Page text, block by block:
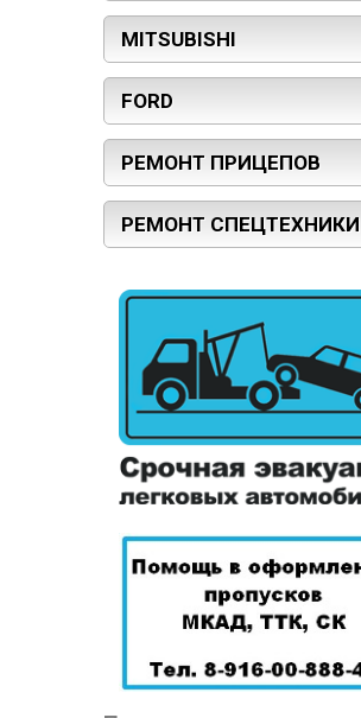
MITSUBISHI
FORD
РЕМОНТ ПРИЦЕПОВ
РЕМОНТ СПЕЦТЕХНИКИ